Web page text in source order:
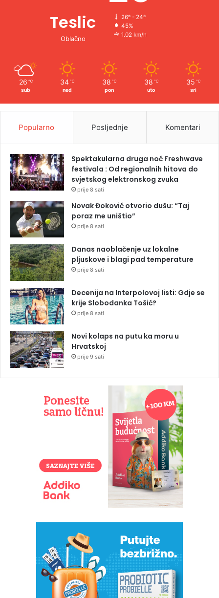
Teslic
Oblačno
26º - 24º
45%
1.02 km/h
26 ℃
sub
34 ℃
ned
38 ℃
pon
38 ℃
uto
35 ℃
sri
Popularno Posljednje Komentari
Spektakularna druga noć Freshwave
festivala : Od regionalnih hitova do
svjetskog elektronskog zvuka
prije 8 sati
Novak Đoković otvorio dušu: “Taj
poraz me uništio”
prije 8 sati
Danas naoblačenje uz lokalne
pljuskove i blagi pad temperature
prije 8 sati
Decenija na Interpolovoj listi: Gdje se
krije Slobodanka Tošić?
prije 8 sati
Novi kolaps na putu ka moru u
Hrvatskoj
prije 9 sati